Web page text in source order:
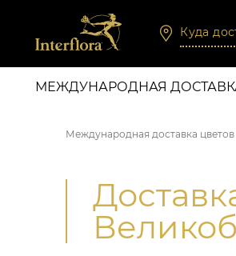
Куда
МЕЖДУНАРОДНАЯ
Международная доставка